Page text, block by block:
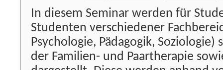
In diesem Seminar werden für
Studenten verschiedener
Psychologie, Pädagogik, Soziologie)
der Familien- und Paartherapie